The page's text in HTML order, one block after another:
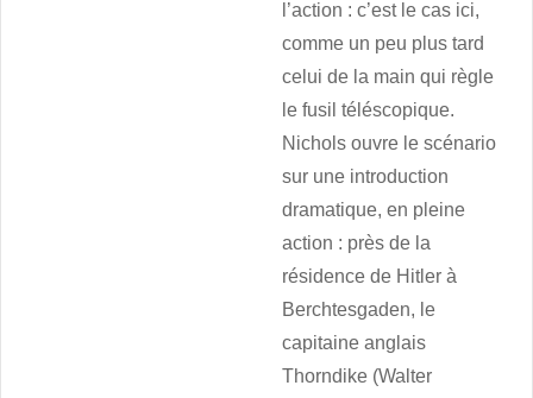
l’action : c’est le cas ici,
comme un peu plus tard
celui de la main qui règle
le fusil téléscopique.
Nichols ouvre le scénario
sur une introduction
dramatique, en pleine
action : près de la
résidence de Hitler à
Berchtesgaden, le
capitaine anglais
Thorndike (Walter